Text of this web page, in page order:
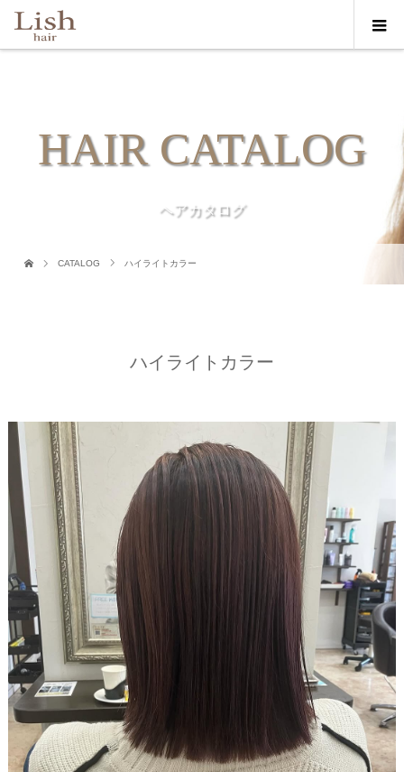
HAIR CATALOG
ヘアカタログ
CATALOG ハイライトカラー
ハイライトカラー